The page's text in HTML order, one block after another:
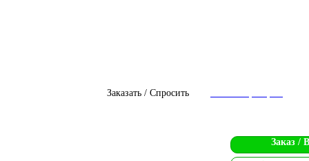
Заказать / Спросить
Заказ /